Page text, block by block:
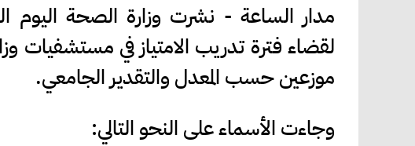
مدار الساعة - نشرت وزارة الصحة اليوم
موزعين حسب المعدل والتقدير الجامعي.
وجاءت الأسماء على النحو التالي: